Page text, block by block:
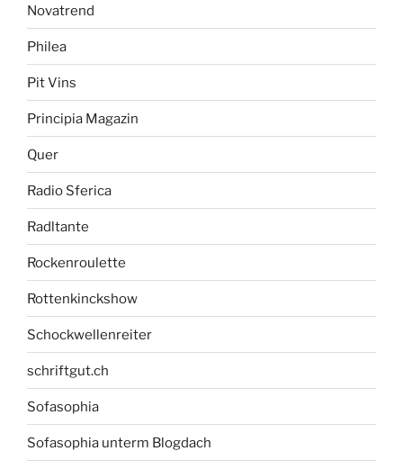
Novatrend
Philea
Pit Vins
Principia Magazin
Quer
Radio Sferica
Radltante
Rockenroulette
Rottenkinckshow
Schockwellenreiter
schriftgut.ch
Sofasophia
Sofasophia unterm Blogdach